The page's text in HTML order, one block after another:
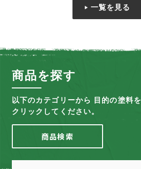
一覧を見る
商品を探す
以下のカテゴリーから 目的の塗料を
クリックしてください。
商品検索